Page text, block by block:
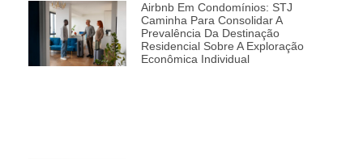
Airbnb Em Condomínios: STJ
Caminha Para Consolidar A
Prevalência Da Destinação
Residencial Sobre A Exploração
Econômica Individual